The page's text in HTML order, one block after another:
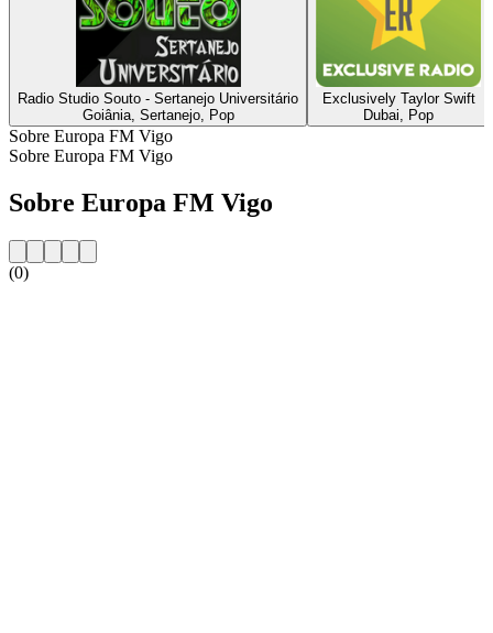
Radio Studio Souto - Sertanejo Universitário
Goiânia, Sertanejo, Pop
Exclusively Taylor Swift
Dubai, Pop
Sobre Europa FM Vigo
Sobre Europa FM Vigo
Sobre Europa FM Vigo
(0)